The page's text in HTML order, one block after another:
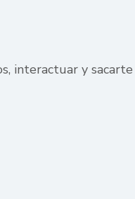
interactuar y